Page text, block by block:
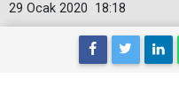
18:18
29 Ocak 2020